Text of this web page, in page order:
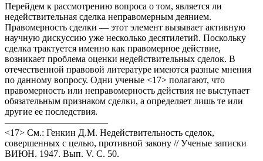
Перейдем к рассмотрению вопроса о том, является ли
недействительная сделка неправомерным деянием.
Правомерность сделки — этот элемент вызывает активную
научную дискуссию уже несколько десятилетий. Поскольку
сделка трактуется именно как правомерное действие,
возникает проблема оценки недействительных сделок. В
отечественной правовой литературе имеются разные мнения
по данному вопросу. Одни ученые <17> полагают, что
правомерность или неправомерность действия не выступает
обязательным признаком сделки, а определяет лишь те или
другие ее последствия.
———————————
<17> См.: Генкин Д.М. Недействительность сделок,
совершенных с целью, противной закону // Ученые записки
ВИЮН. 1947. Вып. V. С. 50.